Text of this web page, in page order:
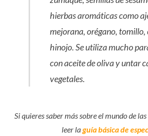
hierbas aromáticas como
mejorana, orégano, tomillo,
hinojo. Se utiliza mucho
con aceite de oliva y untar
vegetales.
Si quieres saber más sobre el mundo de
leer laguía básica de